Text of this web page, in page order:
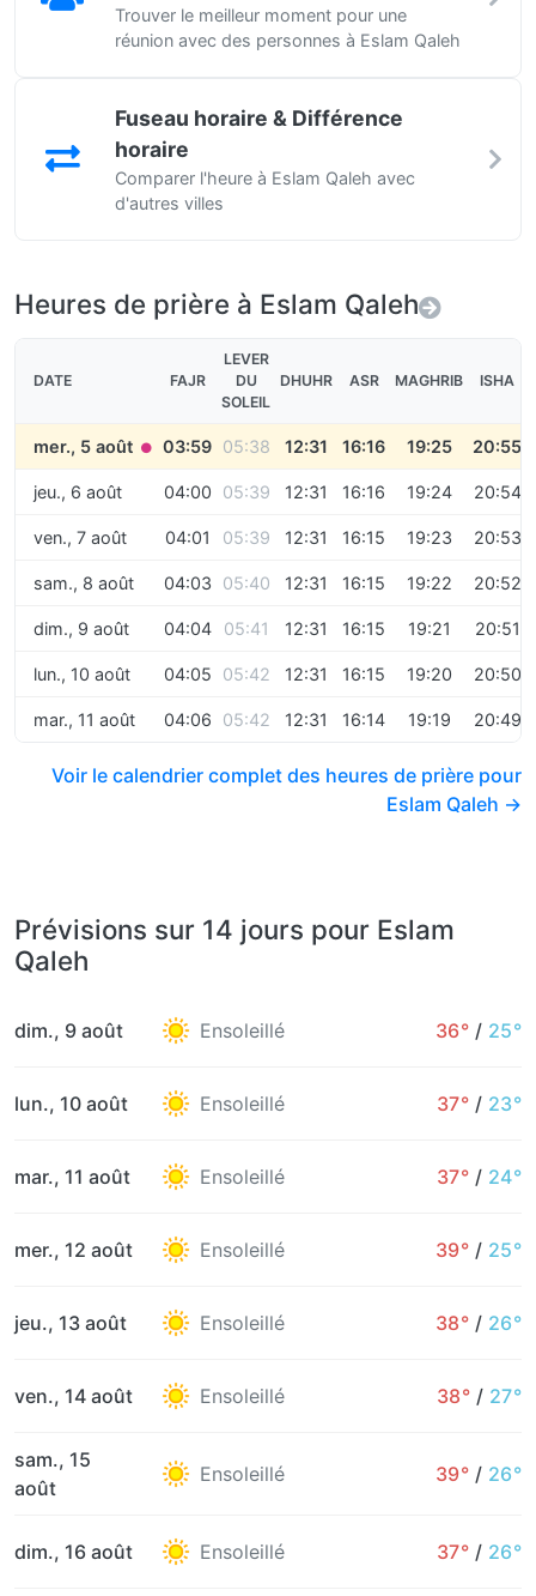
Trouver le meilleur moment pour une
réunion avec des personnes à Eslam Qaleh
Fuseau horaire & Différence
horaire
Comparer l'heure à Eslam Qaleh avec
d'autres villes
Heures de prière à Eslam Qaleh
DATE FAJR
LEVER
DU
SOLEIL
DHUHR ASR MAGHRIB ISHA
mer., 5 août ● 03:59 05:38 12:31 16:16 19:25 20:55
jeu., 6 août 04:00 05:39 12:31 16:16 19:24 20:54
ven., 7 août 04:01 05:39 12:31 16:15 19:23 20:53
sam., 8 août 04:03 05:40 12:31 16:15 19:22 20:52
dim., 9 août 04:04 05:41 12:31 16:15 19:21 20:51
lun., 10 août 04:05 05:42 12:31 16:15 19:20 20:50
mar., 11 août 04:06 05:42 12:31 16:14 19:19 20:49
Voir le calendrier complet des heures de prière pour
Eslam Qaleh →
Prévisions sur 14 jours pour Eslam
Qaleh
dim., 9 août Ensoleillé 36° / 25°
lun., 10 août Ensoleillé 37° / 23°
mar., 11 août Ensoleillé 37° / 24°
mer., 12 août Ensoleillé 39° / 25°
jeu., 13 août Ensoleillé 38° / 26°
ven., 14 août Ensoleillé 38° / 27°
sam., 15
août
Ensoleillé 39° / 26°
dim., 16 août Ensoleillé 37° / 26°